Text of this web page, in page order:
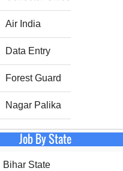
Air India
Data Entry
Forest Guard
Nagar Palika
Job By State
Bihar State